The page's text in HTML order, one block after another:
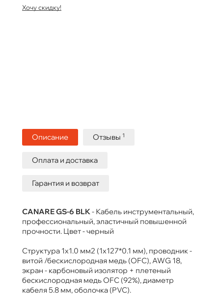
Хочу скидку!
Описание Отзывы 1
Оплата и доставка
Гарантия и возврат
CANARE GS-6 BLK- Кабель инструментальный,
профессиональный, эластичный повышенной
прочности. Цвет - черный
Структура 1х1.0 мм2 (1х127*0.1 мм), проводник -
витой /бескислородная медь (OFC), AWG 18,
экран - карбоновый изолятор + плетеный
бескислородная медь OFC (92%), диаметр
кабеля 5.8 мм, оболочка (PVC).